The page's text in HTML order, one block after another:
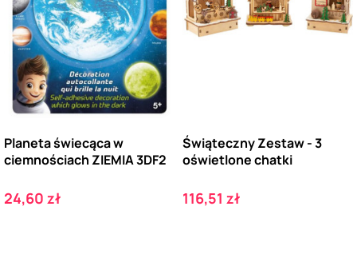
Planeta świecąca w
ciemnościach ZIEMIA 3DF2
Cena
24,60 zł
Świąteczny Zestaw - 3
oświetlone chatki
Cena
116,51 zł